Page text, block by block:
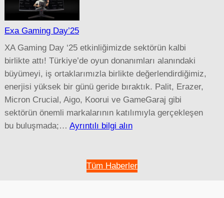
Exa Gaming Day’25
XA Gaming Day ‘25 etkinliğimizde sektörün kalbi
birlikte attı! Türkiye’de oyun donanımları alanındaki
büyümeyi, iş ortaklarımızla birlikte değerlendirdiğimiz,
enerjisi yüksek bir günü geride bıraktık. Palit, Erazer,
Micron Crucial, Aigo, Koorui ve GameGaraj gibi
sektörün önemli markalarının katılımıyla gerçekleşen
bu buluşmada;… Ayrıntılı bilgi alın:
Day’25
Tüm Haberler